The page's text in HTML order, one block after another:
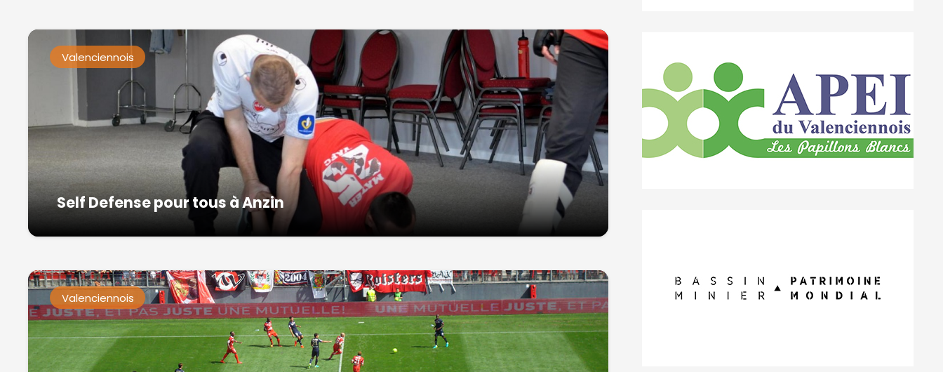
Valenciennois
Self Defense pour tous à Anzin
Valenciennois